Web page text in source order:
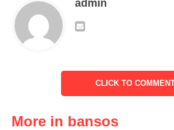
Kasatresnarkoba Polres Tanggamus AKP
M.M., Kapolsek Talang Padang Iptu
dan personel Satresnarkoba serta
rombongan terlebih dahulu menyusuri
admin
CLICK TO
More in bansos